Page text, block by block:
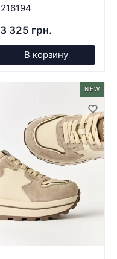
216194
3 325 грн.
В корзину
NEW